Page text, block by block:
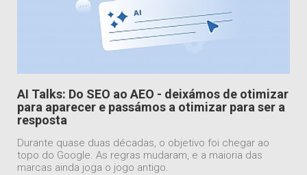
AI Talks: Do SEO ao AEO - deixámos de otimizar
para aparecer e passámos a otimizar para ser a
resposta
Durante quase duas décadas, o objetivo foi chegar ao
topo do Google. As regras mudaram, e a maioria das
marcas ainda joga o jogo antigo.